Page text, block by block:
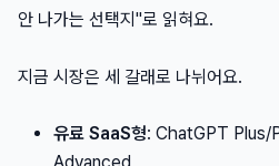
안 나가는 선택지"로 읽혀요.
지금 시장은 세 갈래로 나뉘어요.
유료 SaaS형: ChatGPT Plus/
Advanced